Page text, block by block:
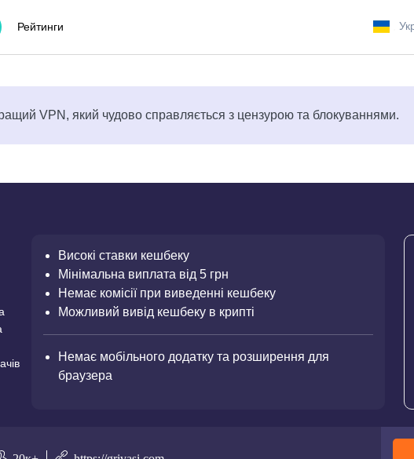
Рейтинги
VPN, який чудово справляється з цензурою та блокуваннями.
Високі ставки кешбеку
Мінімальна виплата від 5 грн
Немає комісії при виведенні кешбеку
Можливий вивід кешбеку в крипті
Немає мобільного додатку та розширення для
браузера